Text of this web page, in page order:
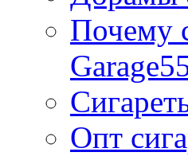
Почему
Опт